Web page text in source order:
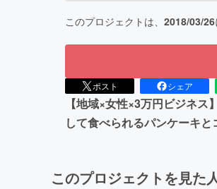
このプロジェクトは、 2018/03/26
ポスト シェア
【地域×女性×3万円ビジネ
して食べられるパンケーキと
このプロジェクトを見た